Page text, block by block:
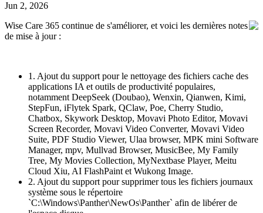
Jun 2, 2026
Wise Care 365 continue de s'améliorer, et voici les dernières notes
de mise à jour :
1. Ajout du support pour le nettoyage des fichiers cache des
applications IA et outils de productivité populaires,
notamment DeepSeek (Doubao), Wenxin, Qianwen, Kimi,
StepFun, iFlytek Spark, QClaw, Poe, Cherry Studio,
Chatbox, Skywork Desktop, Movavi Photo Editor, Movavi
Screen Recorder, Movavi Video Converter, Movavi Video
Suite, PDF Studio Viewer, Ulaa browser, MPK mini Software
Manager, mpv, Mullvad Browser, MusicBee, My Family
Tree, My Movies Collection, MyNextbase Player, Meitu
Cloud Xiu, AI FlashPaint et Wukong Image.
2. Ajout du support pour supprimer tous les fichiers journaux
système sous le répertoire
`C:\Windows\Panther\NewOs\Panther` afin de libérer de